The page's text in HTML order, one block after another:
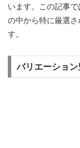
います。この記事
の中から特に厳選
す。
バリエーショ